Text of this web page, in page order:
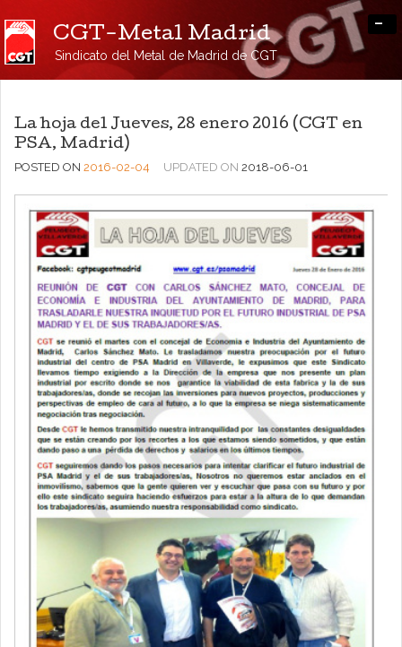
CGT-Metal Madrid
Sindicato del Metal de Madrid de CGT
-
La hoja del Jueves, 28 enero 2016 (CGT en
PSA, Madrid)
POSTED ON 2016-02-04 UPDATED ON 2018-06-01